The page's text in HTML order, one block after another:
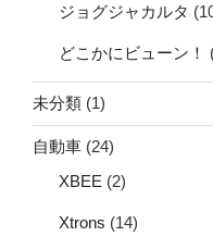
ジョグジャカルタ
どこかにビューン！
未分類 (1)
自動車 (24)
XBEE (2)
Xtrons (14)